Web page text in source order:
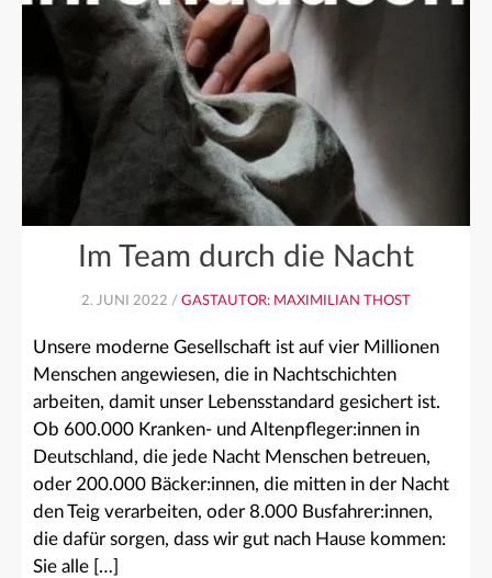
Im Team durch die Nacht
2. JUNI 2022 / GASTAUTOR: MAXIMILIAN THOST
Unsere moderne Gesellschaft ist auf vier Millionen
Menschen angewiesen, die in Nachtschichten
arbeiten, damit unser Lebensstandard gesichert ist.
Ob 600.000 Kranken- und Altenpfleger:innen in
Deutschland, die jede Nacht Menschen betreuen,
oder 200.000 Bäcker:innen, die mitten in der Nacht
den Teig verarbeiten, oder 8.000 Busfahrer:innen,
die dafür sorgen, dass wir gut nach Hause kommen:
Sie alle […]